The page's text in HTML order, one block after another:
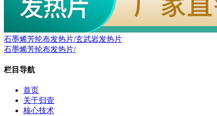
石墨烯芳纶布发热片/玄武岩发热片
石墨烯芳纶布发热片/
栏目导航
首页
关于归壹
核心技术